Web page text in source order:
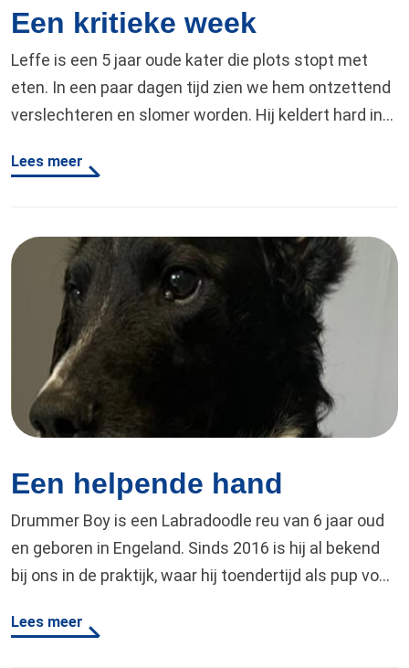
Een kritieke week
Leffe is een 5 jaar oude kater die plots stopt met
eten. In een paar dagen tijd zien we hem ontzettend
verslechteren en slomer worden. Hij keldert hard in
onderzoek valt op dat zijn slijmvliezen geel
Lees meer
Een helpende hand
Drummer Boy is een Labradoodle reu van 6 jaar oud
en geboren in Engeland. Sinds 2016 is hij al bekend
bij ons in de praktijk, waar hij toendertijd als pup voor
fantastisch werk gedaan als hulphond voor
Lees meer